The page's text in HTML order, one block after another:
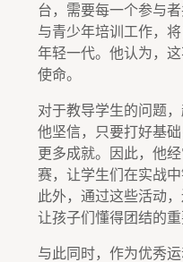
台，需要每一个参与
与青少年培训工作，
年轻一代。他认为，
使命。
对于教导学生的问题
他坚信，只要打好基
更多成就。因此，他
赛，让学生们在实战
此外，通过这些活动
让孩子们懂得团结的重
与此同时，作为优秀